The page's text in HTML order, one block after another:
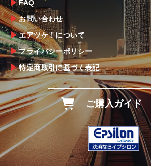
FAQ
お問い合わせ
エアツケ！について
プライバシーポリシー
特定商取引に基づく表記
ご購入ガイド